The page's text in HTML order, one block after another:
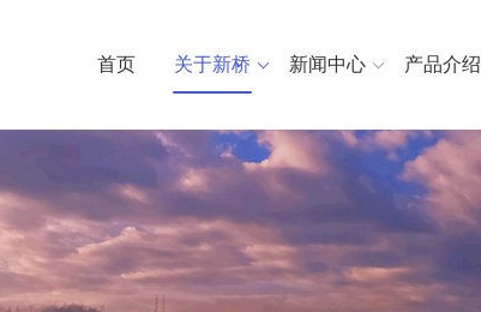
首页 关于新桥 新闻中心 产品介绍